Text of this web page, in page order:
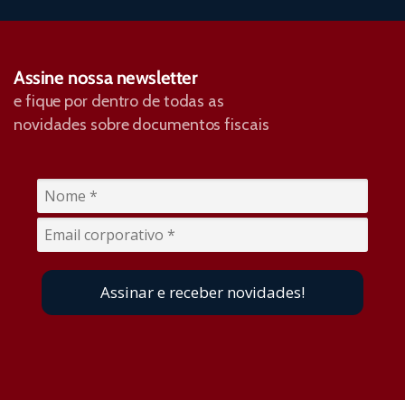
Assine nossa newsletter
e fique por dentro de todas as
novidades sobre documentos fiscais
Assinar e receber novidades!